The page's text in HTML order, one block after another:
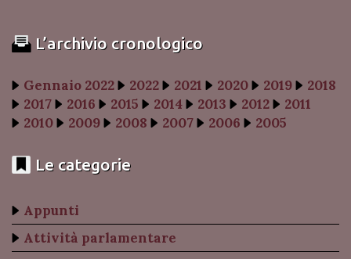
L’archivio cronologico
Gennaio 2022 2022 2021 2020 2019
2018
2017
2016 2015 2014 2013 2012
2011
2010
2009 2008 2007 2006 2005
Le categorie
Appunti
Attività parlamentare